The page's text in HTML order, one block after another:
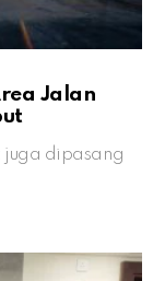
Jalan
juga dipasang